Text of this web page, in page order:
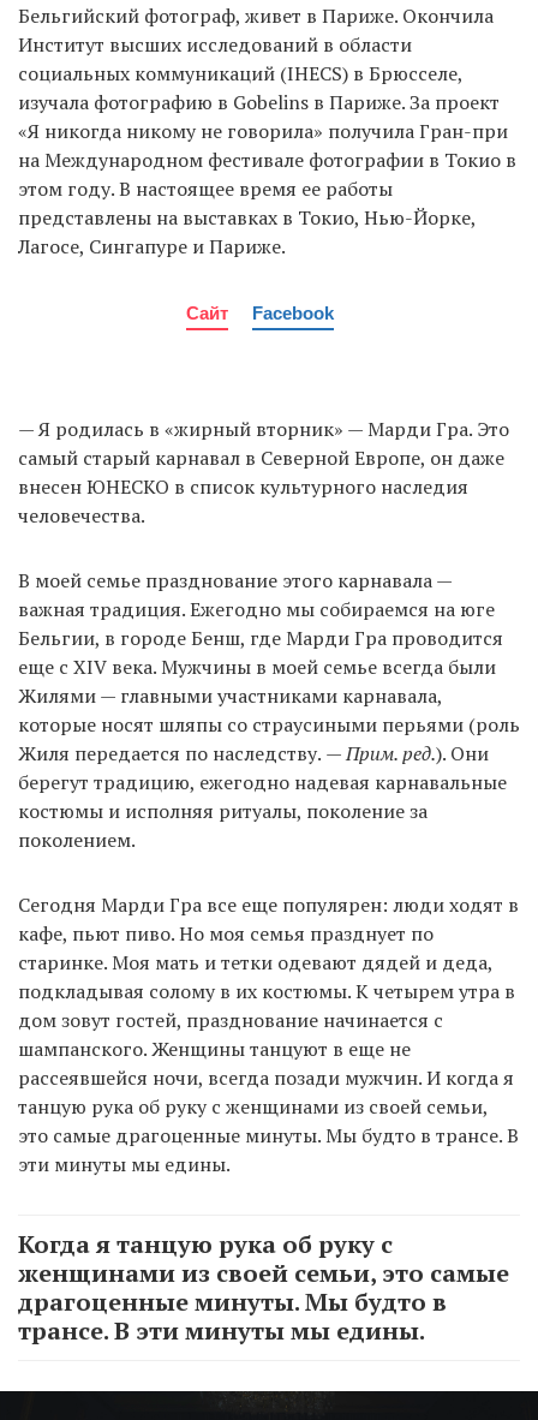
Бельгийский фотограф, живет в Париже. Окончила
Институт высших исследований в области
социальных коммуникаций (IHECS) в Брюсселе,
изучала фотографию в Gobelins в Париже. За проект
«Я никогда никому не говорила» получила Гран-при
на Международном фестивале фотографии в Токио в
этом году. В настоящее время ее работы
представлены на выставках в Токио, Нью-Йорке,
Лагосе, Сингапуре и Париже.
Сайт Facebook
— Я родилась в «жирный вторник» — Марди Гра. Это
самый старый карнавал в Северной Европе, он даже
внесен ЮНЕСКО в список культурного наследия
человечества.
В моей семье празднование этого карнавала —
важная традиция. Ежегодно мы собираемся на юге
Бельгии, в городе Бенш, где Марди Гра проводится
еще с XIV века. Мужчины в моей семье всегда были
Жилями — главными участниками карнавала,
которые носят шляпы со страусиными перьями (роль
Жиля передается по наследству. — Прим. ред.). Они
берегут традицию, ежегодно надевая карнавальные
костюмы и исполняя ритуалы, поколение за
поколением.
Сегодня Марди Гра все еще популярен: люди ходят в
кафе, пьют пиво. Но моя семья празднует по
старинке. Моя мать и тетки одевают дядей и деда,
подкладывая солому в их костюмы. К четырем утра в
дом зовут гостей, празднование начинается с
шампанского. Женщины танцуют в еще не
рассеявшейся ночи, всегда позади мужчин. И когда я
танцую рука об руку с женщинами из своей семьи,
это самые драгоценные минуты. Мы будто в трансе. В
эти минуты мы едины.
Когда я танцую рука об руку с
женщинами из своей семьи, это самые
драгоценные минуты. Мы будто в
трансе. В эти минуты мы едины.